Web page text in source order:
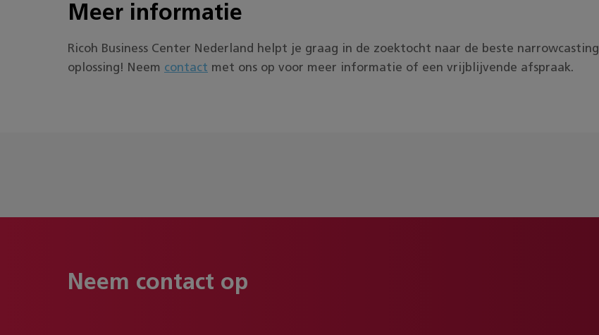
Meer informatie
Ricoh Business Center Nederland helpt je graag in de zoektocht naar de beste narrowcasting
oplossing! Neem contact met ons op voor meer informatie of een vrijblijvende afspraak.
Neem contact op